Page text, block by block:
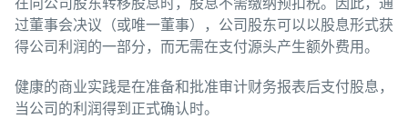
过董事会决议（或唯一董事），公司股东可以以股息形式获
得公司利润的一部分，而无需在支付源头产生额外费用。
健康的商业实践是在准备和批准审计财务报表后支付股息，
当公司的利润得到正式确认时。